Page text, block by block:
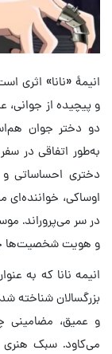
انیمهٔ «نانا» اثری
و پیچیده از
دو دختر جوان
به‌طور اتفاقی در
دختری احساساتی و
اوساکی،
در سر می‌پروراند.
و هویت شخصیت‌ها
انیمه نانا که به
بزرگسالان شناخته
و عمیق، مضامینی
می‌کاود. سبک هنری